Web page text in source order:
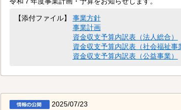
【添付ファイル】
事業方針
事業計画
資金収支予算内訳表（法人総合）
資金収支予算内訳表（社会福祉事
資金収支予算内訳表（公益事業）
2025/07/23